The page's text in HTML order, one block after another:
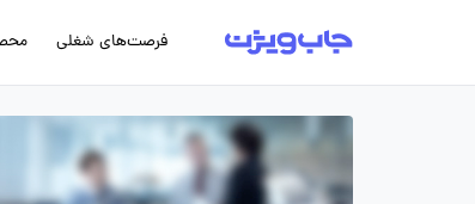
فرصت‌های شغلی